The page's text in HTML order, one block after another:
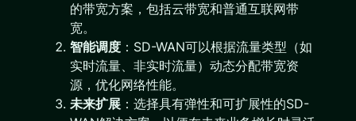
的带宽方案，包括云带宽和普通互联网带
宽。
智能调度 ：SD-WAN可以根据流量类型（如
实时流量、非实时流量）动态分配带宽资
源，优化网络性能。
未来扩展 ：选择具有弹性和可扩展性的SD-